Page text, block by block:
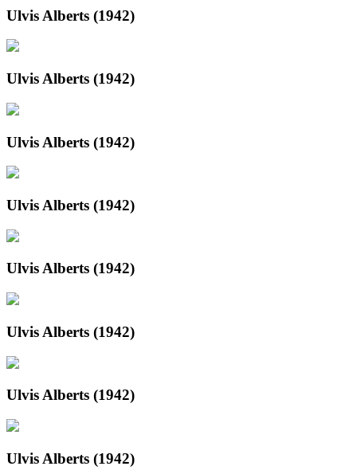
Ulvis Alberts (1942)
Ulvis Alberts (1942)
Ulvis Alberts (1942)
Ulvis Alberts (1942)
Ulvis Alberts (1942)
Ulvis Alberts (1942)
Ulvis Alberts (1942)
Ulvis Alberts (1942)